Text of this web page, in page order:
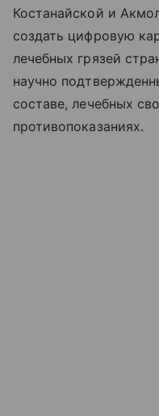
Костанайской и
создать цифровую
лечебных грязей
научно
составе, лечебных
противопоказаниях.